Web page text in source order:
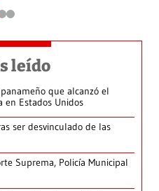
leído
que alcanzó el
en Estados Unidos
ser desvinculado de las
Suprema, Policía Municipal